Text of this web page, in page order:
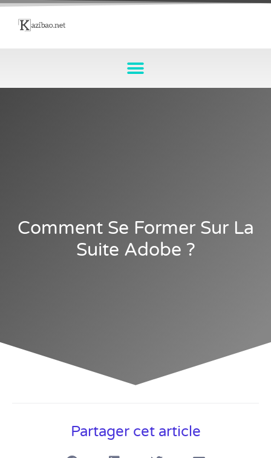
Comment Se Former Sur La
Suite Adobe ?
Partager cet article